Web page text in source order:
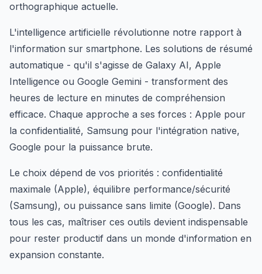
orthographique actuelle.
L'intelligence artificielle révolutionne notre rapport à
l'information sur smartphone. Les solutions de résumé
automatique - qu'il s'agisse de Galaxy AI, Apple
Intelligence ou Google Gemini - transforment des
heures de lecture en minutes de compréhension
efficace. Chaque approche a ses forces : Apple pour
la confidentialité, Samsung pour l'intégration native,
Google pour la puissance brute.
Le choix dépend de vos priorités : confidentialité
maximale (Apple), équilibre performance/sécurité
(Samsung), ou puissance sans limite (Google). Dans
tous les cas, maîtriser ces outils devient indispensable
pour rester productif dans un monde d'information en
expansion constante.